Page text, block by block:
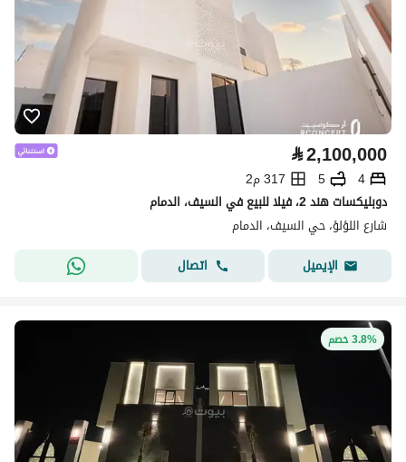
⃁2,100,000
4
5
317 م2
دوبليكسات هند 2، فيلا للبيع في السيف، الدمام
شارع اللؤلؤ، حي السيف، الدمام
الإيميل
اتصال
3.8% خصم